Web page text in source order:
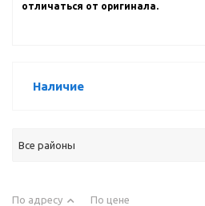
отличаться от оригинала.
Наличие
Все районы
По адресу По цене